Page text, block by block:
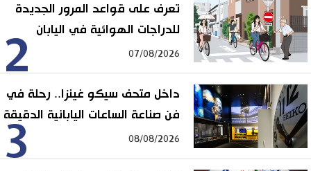
2
تعرف على قواعد المرور الجديدة
للدراجات الهوائية في اليابان
07/08/2026
3
داخل متحف سيكو غينزا.. رحلة في
فن صناعة الساعات اليابانية الدقيقة
08/08/2026